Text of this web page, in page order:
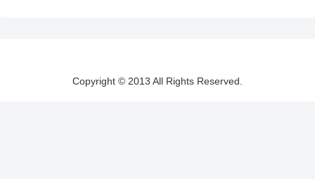
Copyright © 2013 All Rights Reserved.